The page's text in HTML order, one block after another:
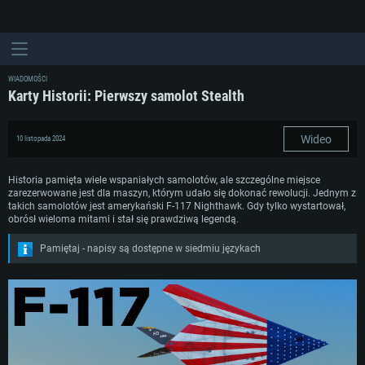
WYMAGANIA SYSTEMOWE
For MAC
For Linux
WIADOMOŚCI
Karty Historii: Pierwszy samolot Stealth
10 listopada 2024 Wideo
Historia pamięta wiele wspaniałych samolotów, ale szczególne miejsce
zarezerwowane jest dla maszyn, którym udało się dokonać rewolucji. Jednym z
takich samolotów jest amerykański F-117 Nighthawk. Gdy tylko wystartował,
obrósł wieloma mitami i stał się prawdziwą legendą.
Pamiętaj - napisy są dostępne w siedmiu językach